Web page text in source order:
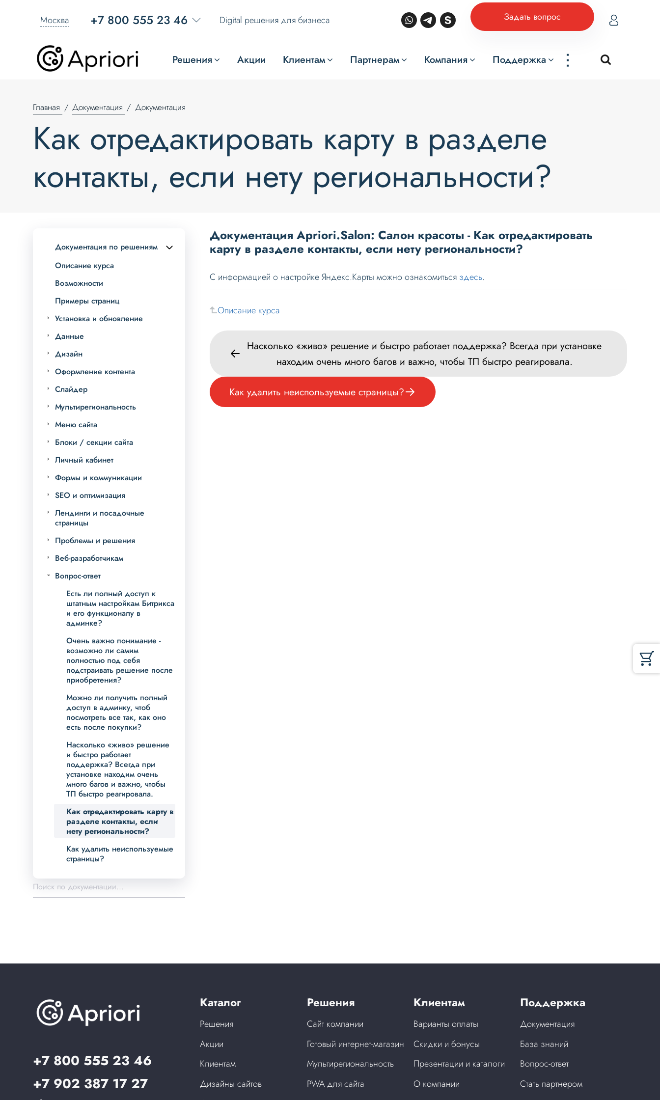
Москва +7 800 555 23 46 Digital решения для бизнеса Задать вопрос
Решения Акции Клиентам Партнерам Компания Поддержка ...
Главная Документация Документация
Как отредактировать карту в разделе
контакты, если нету региональности?
Документация по решениям
Описание курса
Возможности
Примеры страниц
Установка и обновление
Данные
Дизайн
Оформление контента
Слайдер
Мультирегиональность
Меню сайта
Блоки / секции сайта
Личный кабинет
Формы и коммуникации
SEO и оптимизация
Лендинги и посадочные
страницы
Проблемы и решения
Веб-разработчикам
Вопрос-ответ
Есть ли полный доступ к
штатным настройкам Битрикса
и его функционалу в
админке?
Очень важно понимание -
возможно ли самим
полностью под себя
подстраивать решение после
приобретения?
Можно ли получить полный
доступ в админку, чтоб
посмотреть все так, как оно
есть после покупки?
Насколько «живо» решение
и быстро работает
поддержка? Всегда при
установке находим очень
много багов и важно, чтобы
ТП быстро реагировала.
Как отредактировать карту в
разделе контакты, если
нету региональности?
Как удалить неиспользуемые
страницы?
Документация Apriori.Salon: Салон красоты - Как отредактировать
карту в разделе контакты, если нету региональности?
С информацией о настройке Яндекс.Карты можно ознакомиться здесь.
Описание курса
Насколько «живо» решение и быстро работает поддержка? Всегда при установке
находим очень много багов и важно, чтобы ТП быстро реагировала.
Как удалить неиспользуемые страницы?
+7 800 555 23 46
+7 902 387 17 27
Каталог
Решения
Акции
Клиентам
Дизайны сайтов
Решения
Сайт компании
Готовый интернет-магазин
Мультирегиональность
PWA для сайта
Клиентам
Варианты оплаты
Скидки и бонусы
Презентации и каталоги
О компании
Поддержка
Документация
База знаний
Вопрос-ответ
Стать партнером